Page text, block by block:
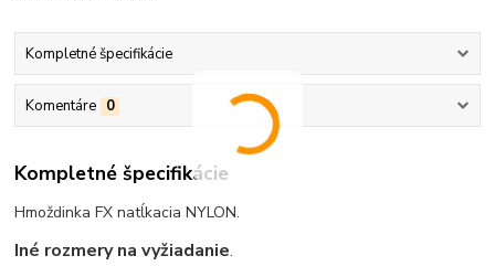
Kompletné špecifikácie
Komentáre 0
Kompletné špecifikácie
Hmoždinka FX natĺkacia NYLON.
Iné rozmery na vyžiadanie.